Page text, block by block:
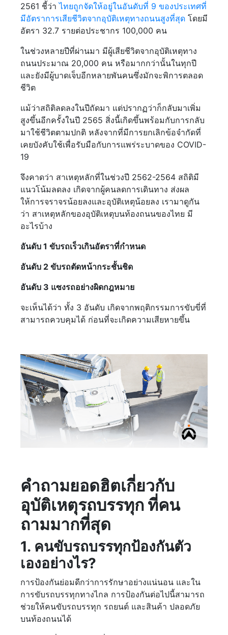
2561 ชี้ว่าไทยถูกจัดให้อยู่ในอันดับที่ 9 ของประเทศที่
มีอัตราการเสียชีวิตจากอุบัติเหตุทางถนนสูงที่สุด โดยมี
อัตรา 32.7 รายต่อประชากร 100,000 คน
ในช่วงหลายปีที่ผ่านมา มีผู้เสียชีวิตจากอุบัติเหตุทาง
ถนนประมาณ 20,000 คน หรือมากกว่านั้นในทุกปี
และยังมีผู้บาดเจ็บอีกหลายพันคนซึ่งมักจะพิการตลอด
ชีวิต
แม้ว่าสถิติลดลงในปีถัดมา แต่ปรากฏว่าก็กลับมาเพิ่ม
สูงขึ้นอีกครั้งในปี 2565 สิ่งนี้เกิดขึ้นพร้อมกับการกลับ
มาใช้ชีวิตตามปกติ หลังจากที่มีการยกเลิกข้อจำกัดที่
เคยบังคับใช้เพื่อรับมือกับการแพร่ระบาดของ COVID-
19
จึงคาดว่า สาเหตุหลักที่ในช่วงปี 2562-2564 สถิติมี
แนวโน้มลดลง เกิดจากผู้คนลดการเดินทาง ส่งผล
ให้การจราจรน้อยลงและอุบัติเหตุน้อยลง เรามาดูกัน
ว่า สาเหตุหลักของอุบัติเหตุบนท้องถนนของไทย มี
อะไรบ้าง
อันดับ 1 ขับรถเร็วเกินอัตราที่กำหนด
อันดับ 2 ขับรถตัดหน้ากระชั้นชิด
อันดับ 3 แซงรถอย่างผิดกฎหมาย
จะเห็นได้ว่า ทั้ง 3 อันดับ เกิดจากพฤติกรรมการขับขี่ที่
สามารถควบคุมได้ ก่อนที่จะเกิดความเสียหายขึ้น
คำถามยอดฮิตเกี่ยวกับ
อุบัติเหตุรถบรรทุก ที่คน
ถามมากที่สุด
1. คนขับรถบรรทุกป้องกันตัว
เองอย่างไร?
การป้องกันย่อมดีกว่าการรักษาอย่างแน่นอน และใน
การขับรถบรรทุกทางไกล การป้องกันต่อไปนี้สามารถ
ช่วยให้คนขับรถบรรทุก รถยนต์ และสินค้า ปลอดภัย
บนท้องถนนได้